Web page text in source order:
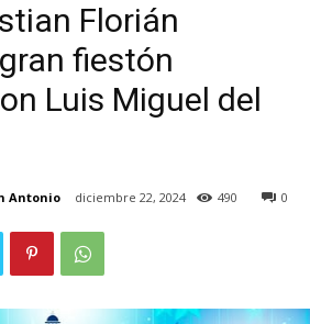
Florián
fiestón
Luis Miguel del
Antonio diciembre 22, 2024 0
490